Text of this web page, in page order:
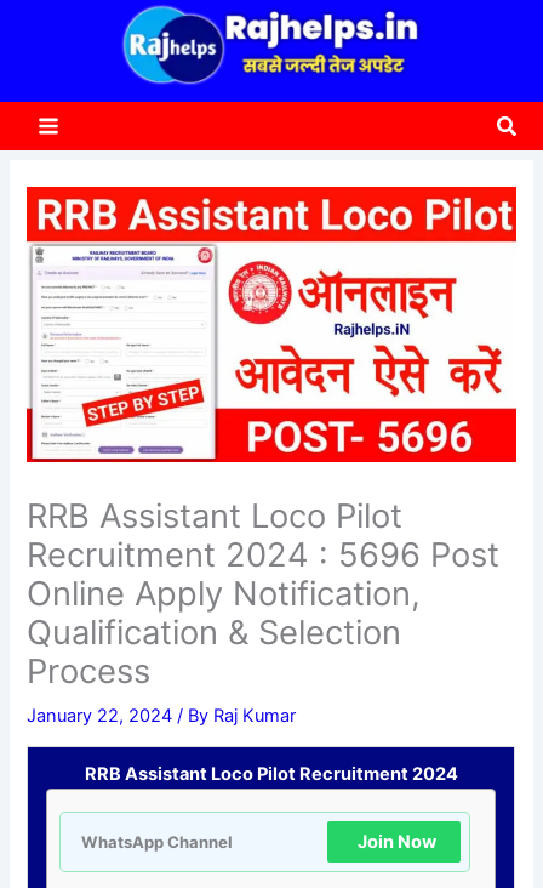
RRB Assistant Loco Pilot
Recruitment 2024 : 5696 Post
Online Apply Notification,
Qualification & Selection
Process
January 22, 2024/ By Raj Kumar
RRB Assistant Loco Pilot Recruitment 2024
WhatsApp Channel Join Now
c